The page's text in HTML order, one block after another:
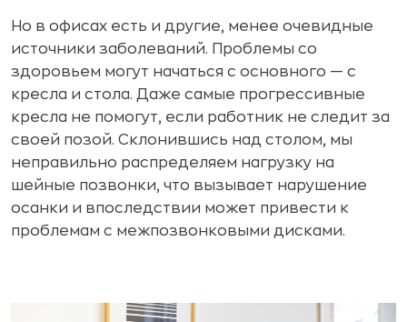
Но в офисах есть и другие, менее очевидные
источники заболеваний. Проблемы со
здоровьем могут начаться с основного — с
кресла и стола. Даже самые прогрессивные
кресла не помогут, если работник не следит за
своей позой. Склонившись над столом, мы
неправильно распределяем нагрузку на
шейные позвонки, что вызывает нарушение
осанки и впоследствии может привести к
проблемам с межпозвонковыми дисками.